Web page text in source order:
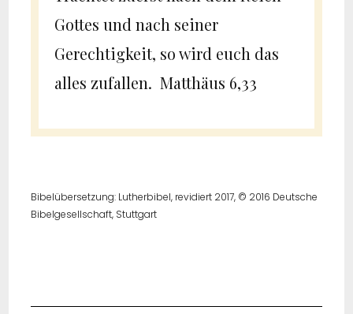
Gottes und nach seiner
Gerechtigkeit, so wird euch das
alles zufallen. Matthäus 6,33
Bibelübersetzung: Lutherbibel, revidiert 2017, © 2016 Deutsche
Bibelgesellschaft, Stuttgart